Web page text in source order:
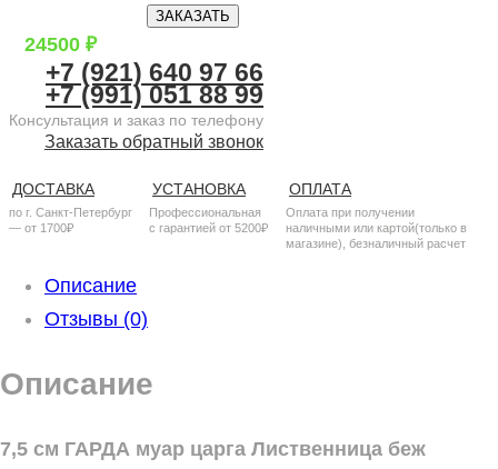
24500₽
ЗАКАЗАТЬ
+7 (921) 640 97 66
+7 (991) 051 88 99
Консультация и заказ по телефону
Заказать обратный звонок
ДОСТАВКА
по г. Санкт-Петербург
— от 1700₽
УСТАНОВКА
Профессиональная
с гарантией от 5200₽
ОПЛАТА
Оплата при получении
наличными или картой(только в
магазине), безналичный расчет
Описание
Отзывы (0)
Описание
7,5 см ГАРДА муар царга Лиственница беж